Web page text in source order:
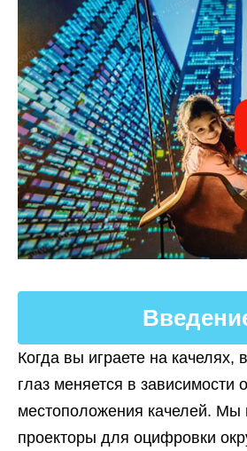
Когда вы играете на качелях,
глаз меняется в зависимости
местоположения качелей. Мы
проекторы для оцифровки